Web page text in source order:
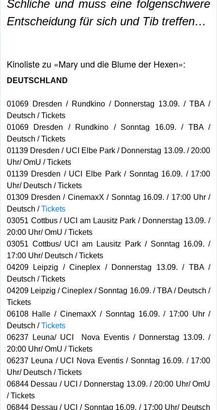
Schliche und muss eine folgenschwere
Entscheidung für sich und Tib treffen…
Kinoliste zu «Mary und die Blume der Hexen»:
DEUTSCHLAND
01069 Dresden / Rundkino / Donnerstag 13.09. / TBA /
Deutsch / Tickets
01069 Dresden / Rundkino / Sonntag 16.09. / TBA /
Deutsch / Tickets
01139 Dresden / UCI Elbe Park / Donnerstag 13.09. / 20:00
Uhr/ OmU / Tickets
01139 Dresden / UCI Elbe Park / Sonntag 16.09. / 17:00
Uhr/ Deutsch / Tickets
01309 Dresden / CinemaxX / Sonntag 16.09. / 17:00 Uhr /
Deutsch /Tickets
03051 Cottbus / UCI am Lausitz Park / Donnerstag 13.09. /
20:00 Uhr/ OmU / Tickets
03051 Cottbus/ UCI am Lausitz Park / Sonntag 16.09. /
17:00 Uhr/ Deutsch / Tickets
04209 Leipzig / Cineplex / Donnerstag 13.09. / TBA /
Deutsch / Tickets
04209 Leipzig / Cineplex / Sonntag 16.09. / TBA / Deutsch /
Tickets
06108 Halle / CinemaxX / Sonntag 16.09. / 17:00 Uhr /
Deutsch /Tickets
06237 Leuna/ UCI Nova Eventis / Donnerstag 13.09. /
20:00 Uhr/ OmU / Tickets
06237 Leuna / UCI Nova Eventis / Sonntag 16.09. / 17:00
Uhr/ Deutsch / Tickets
06844 Dessau / UCI / Donnerstag 13.09. / 20:00 Uhr/ OmU
/ Tickets
06844 Dessau / UCI / Sonntag 16.09. / 17:00 Uhr/ Deutsch